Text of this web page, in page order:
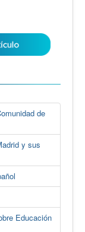
de
y sus
Educación